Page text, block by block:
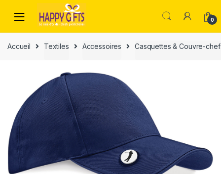
0
Accueil Textiles Accessoires Casquettes & Couvre-